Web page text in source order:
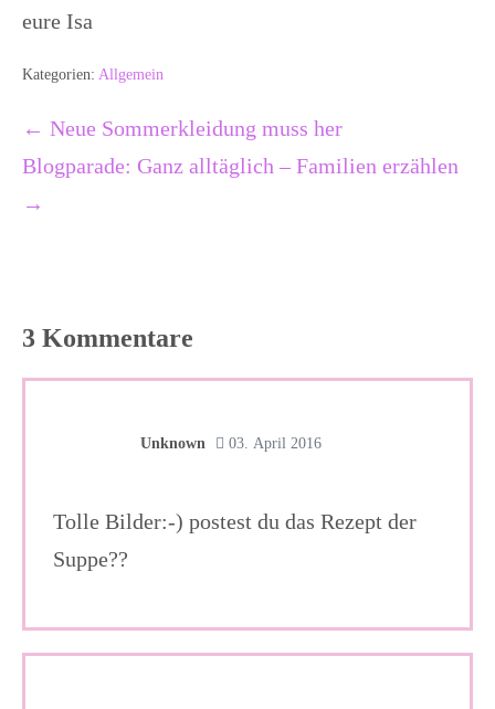
eure Isa
Kategorien: Allgemein
Beitragsnavigation
← Neue Sommerkleidung muss her
Blogparade: Ganz alltäglich – Familien erzählen
→
3 Kommentare
Unknown 03. April 2016
Tolle Bilder:-) postest du das Rezept der
Suppe??